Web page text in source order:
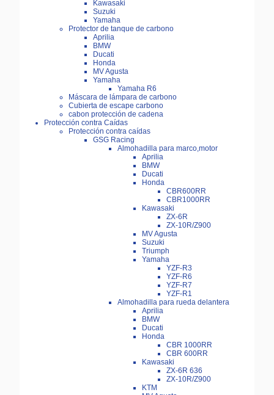
Kawasaki
Suzuki
Yamaha
Protector de tanque de carbono
Aprilia
BMW
Ducati
Honda
MV Agusta
Yamaha
Yamaha R6
Máscara de lámpara de carbono
Cubierta de escape carbono
cabon protección de cadena
Protección contra Caídas
Protección contra caídas
GSG Racing
Almohadilla para marco,motor
Aprilia
BMW
Ducati
Honda
CBR600RR
CBR1000RR
Kawasaki
ZX-6R
ZX-10R/Z900
MV Agusta
Suzuki
Triumph
Yamaha
YZF-R3
YZF-R6
YZF-R7
YZF-R1
Almohadilla para rueda delantera
Aprilia
BMW
Ducati
Honda
CBR 1000RR
CBR 600RR
Kawasaki
ZX-6R 636
ZX-10R/Z900
KTM